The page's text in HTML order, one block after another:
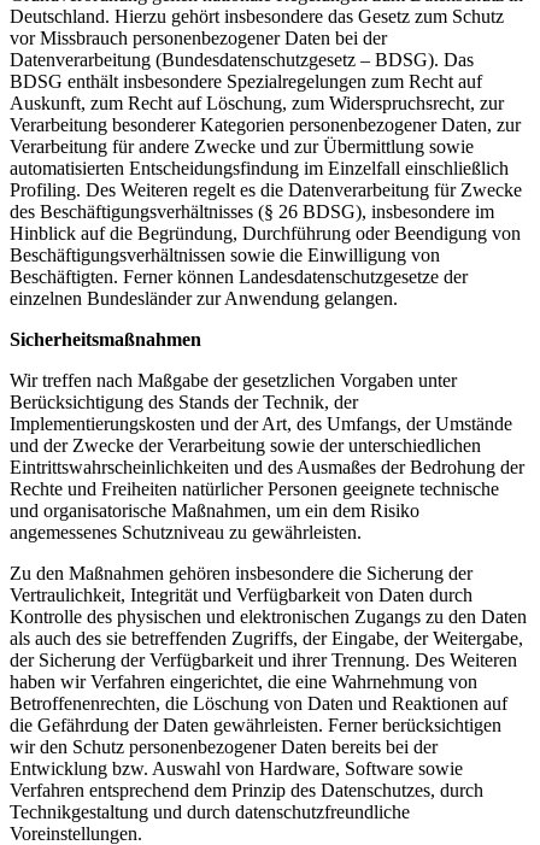
Deutschland. Hierzu gehört insbesondere das Gesetz zum Schutz
vor Missbrauch personenbezogener Daten bei der
Datenverarbeitung (Bundesdatenschutzgesetz – BDSG). Das
BDSG enthält insbesondere Spezialregelungen zum Recht auf
Auskunft, zum Recht auf Löschung, zum Widerspruchsrecht, zur
Verarbeitung besonderer Kategorien personenbezogener Daten, zur
Verarbeitung für andere Zwecke und zur Übermittlung sowie
automatisierten Entscheidungsfindung im Einzelfall einschließlich
Profiling. Des Weiteren regelt es die Datenverarbeitung für Zwecke
des Beschäftigungsverhältnisses (§ 26 BDSG), insbesondere im
Hinblick auf die Begründung, Durchführung oder Beendigung von
Beschäftigungsverhältnissen sowie die Einwilligung von
Beschäftigten. Ferner können Landesdatenschutzgesetze der
einzelnen Bundesländer zur Anwendung gelangen.
Sicherheitsmaßnahmen
Wir treffen nach Maßgabe der gesetzlichen Vorgaben unter
Berücksichtigung des Stands der Technik, der
Implementierungskosten und der Art, des Umfangs, der Umstände
und der Zwecke der Verarbeitung sowie der unterschiedlichen
Eintrittswahrscheinlichkeiten und des Ausmaßes der Bedrohung der
Rechte und Freiheiten natürlicher Personen geeignete technische
und organisatorische Maßnahmen, um ein dem Risiko
angemessenes Schutzniveau zu gewährleisten.
Zu den Maßnahmen gehören insbesondere die Sicherung der
Vertraulichkeit, Integrität und Verfügbarkeit von Daten durch
Kontrolle des physischen und elektronischen Zugangs zu den Daten
als auch des sie betreffenden Zugriffs, der Eingabe, der Weitergabe,
der Sicherung der Verfügbarkeit und ihrer Trennung. Des Weiteren
haben wir Verfahren eingerichtet, die eine Wahrnehmung von
Betroffenenrechten, die Löschung von Daten und Reaktionen auf
die Gefährdung der Daten gewährleisten. Ferner berücksichtigen
wir den Schutz personenbezogener Daten bereits bei der
Entwicklung bzw. Auswahl von Hardware, Software sowie
Verfahren entsprechend dem Prinzip des Datenschutzes, durch
Technikgestaltung und durch datenschutzfreundliche
Voreinstellungen.